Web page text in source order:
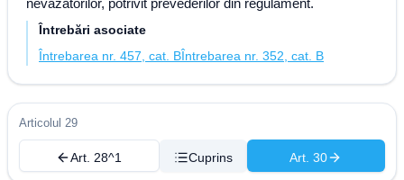
nevăzătorilor, potrivit prevederilor din regulament.
Întrebări asociate
Întrebarea nr. 457, cat. BÎntrebarea nr. 352, cat. B
Articolul 29
Art. 28^1 Cuprins Art. 30